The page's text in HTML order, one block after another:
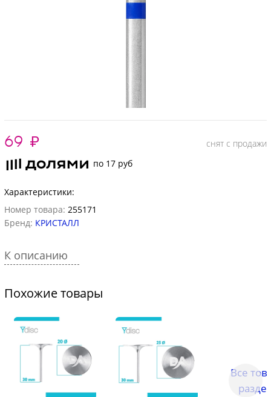
69 ₽
снят с продажи
по 17 руб
Характеристики:
Номер товара: 255171
Бренд: КРИСТАЛЛ
К описанию
Похожие товары
Все